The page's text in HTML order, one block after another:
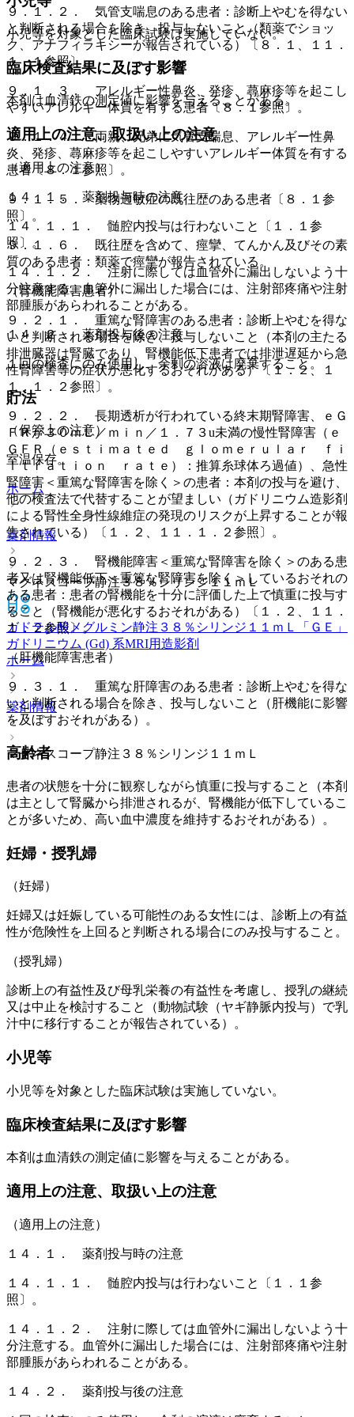
小児等を対象とした臨床試験は実施していない。
臨床検査結果に及ぼす影響
本剤は血清鉄の測定値に影響を与えることがある。
適用上の注意、取扱い上の注意
（適用上の注意）
１４．１． 薬剤投与時の注意
１４．１．１． 髄腔内投与は行わないこと〔１．１参
照〕。
１４．１．２． 注射に際しては血管外に漏出しないよう十
分注意する。血管外に漏出した場合には、注射部疼痛や注射
部腫脹があらわれることがある。
１４．２． 薬剤投与後の注意
１回の検査にのみ使用し、余剰の溶液は廃棄すること。
貯法
（保管上の注意）
室温保存。
ホーム
薬剤情報
マグネスコープ静注３８％シリンジ１１ｍＬ
ガドテル酸メグルミン静注３８％シリンジ１１ｍＬ「ＧＥ」
ガドリニウム (Gd) 系MRI用造影剤
ホーム
薬剤情報
マグネスコープ静注３８％シリンジ１１ｍＬ
９．１．２． 気管支喘息のある患者：診断上やむを得ない
と判断される場合を除き、投与しないこと（類薬でショッ
ク、アナフィラキシーが報告されている）〔８．１、１１．
１．１参照〕。
９．１．３． アレルギー性鼻炎、発疹、蕁麻疹等を起こし
やすいアレルギー体質を有する患者〔８．１参照〕。
９．１．４． 両親、兄弟に気管支喘息、アレルギー性鼻
炎、発疹、蕁麻疹等を起こしやすいアレルギー体質を有する
患者〔８．１参照〕。
９．１．５． 薬物過敏症の既往歴のある患者〔８．１参
照〕。
９．１．６． 既往歴を含めて、痙攣、てんかん及びその素
質のある患者：類薬で痙攣が報告されている。
（腎機能障害患者）
９．２．１． 重篤な腎障害のある患者：診断上やむを得な
いと判断される場合を除き、投与しないこと（本剤の主たる
排泄臓器は腎臓であり、腎機能低下患者では排泄遅延から急
性腎障害等の症状が悪化するおそれがある）〔１．２、１
１．１．２参照〕。
９．２．２． 長期透析が行われている終末期腎障害、ｅＧ
ＦＲが３０ｍＬ／ｍｉｎ／１．７３u未満の慢性腎障害（ｅ
ＧＦＲ（ｅｓｔｉｍａｔｅｄ ｇｌｏｍｅｒｕｌａｒ ｆｉ
ｌｔｒａｔｉｏｎ ｒａｔｅ）：推算糸球体ろ過値）、急性
腎障害＜重篤な腎障害を除く＞の患者：本剤の投与を避け、
他の検査法で代替することが望ましい（ガドリニウム造影剤
による腎性全身性線維症の発現のリスクが上昇することが報
告されている）〔１．２、１１．１．２参照〕。
９．２．３． 腎機能障害＜重篤な腎障害を除く＞のある患
者又は腎機能低下＜重篤な腎障害を除く＞しているおそれの
ある患者：患者の腎機能を十分に評価した上で慎重に投与す
ること（腎機能が悪化するおそれがある）〔１．２、１１．
１．２参照〕。
（肝機能障害患者）
９．３．１． 重篤な肝障害のある患者：診断上やむを得な
いと判断される場合を除き、投与しないこと（肝機能に影響
を及ぼすおそれがある）。
高齢者
患者の状態を十分に観察しながら慎重に投与すること（本剤
は主として腎臓から排泄されるが、腎機能が低下しているこ
とが多いため、高い血中濃度を維持するおそれがある）。
妊婦・授乳婦
（妊婦）
妊婦又は妊娠している可能性のある女性には、診断上の有益
性が危険性を上回ると判断される場合にのみ投与すること。
（授乳婦）
診断上の有益性及び母乳栄養の有益性を考慮し、授乳の継続
又は中止を検討すること（動物試験（ヤギ静脈内投与）で乳
汁中に移行することが報告されている）。
小児等
小児等を対象とした臨床試験は実施していない。
臨床検査結果に及ぼす影響
本剤は血清鉄の測定値に影響を与えることがある。
適用上の注意、取扱い上の注意
（適用上の注意）
１４．１． 薬剤投与時の注意
１４．１．１． 髄腔内投与は行わないこと〔１．１参
照〕。
１４．１．２． 注射に際しては血管外に漏出しないよう十
分注意する。血管外に漏出した場合には、注射部疼痛や注射
部腫脹があらわれることがある。
１４．２． 薬剤投与後の注意